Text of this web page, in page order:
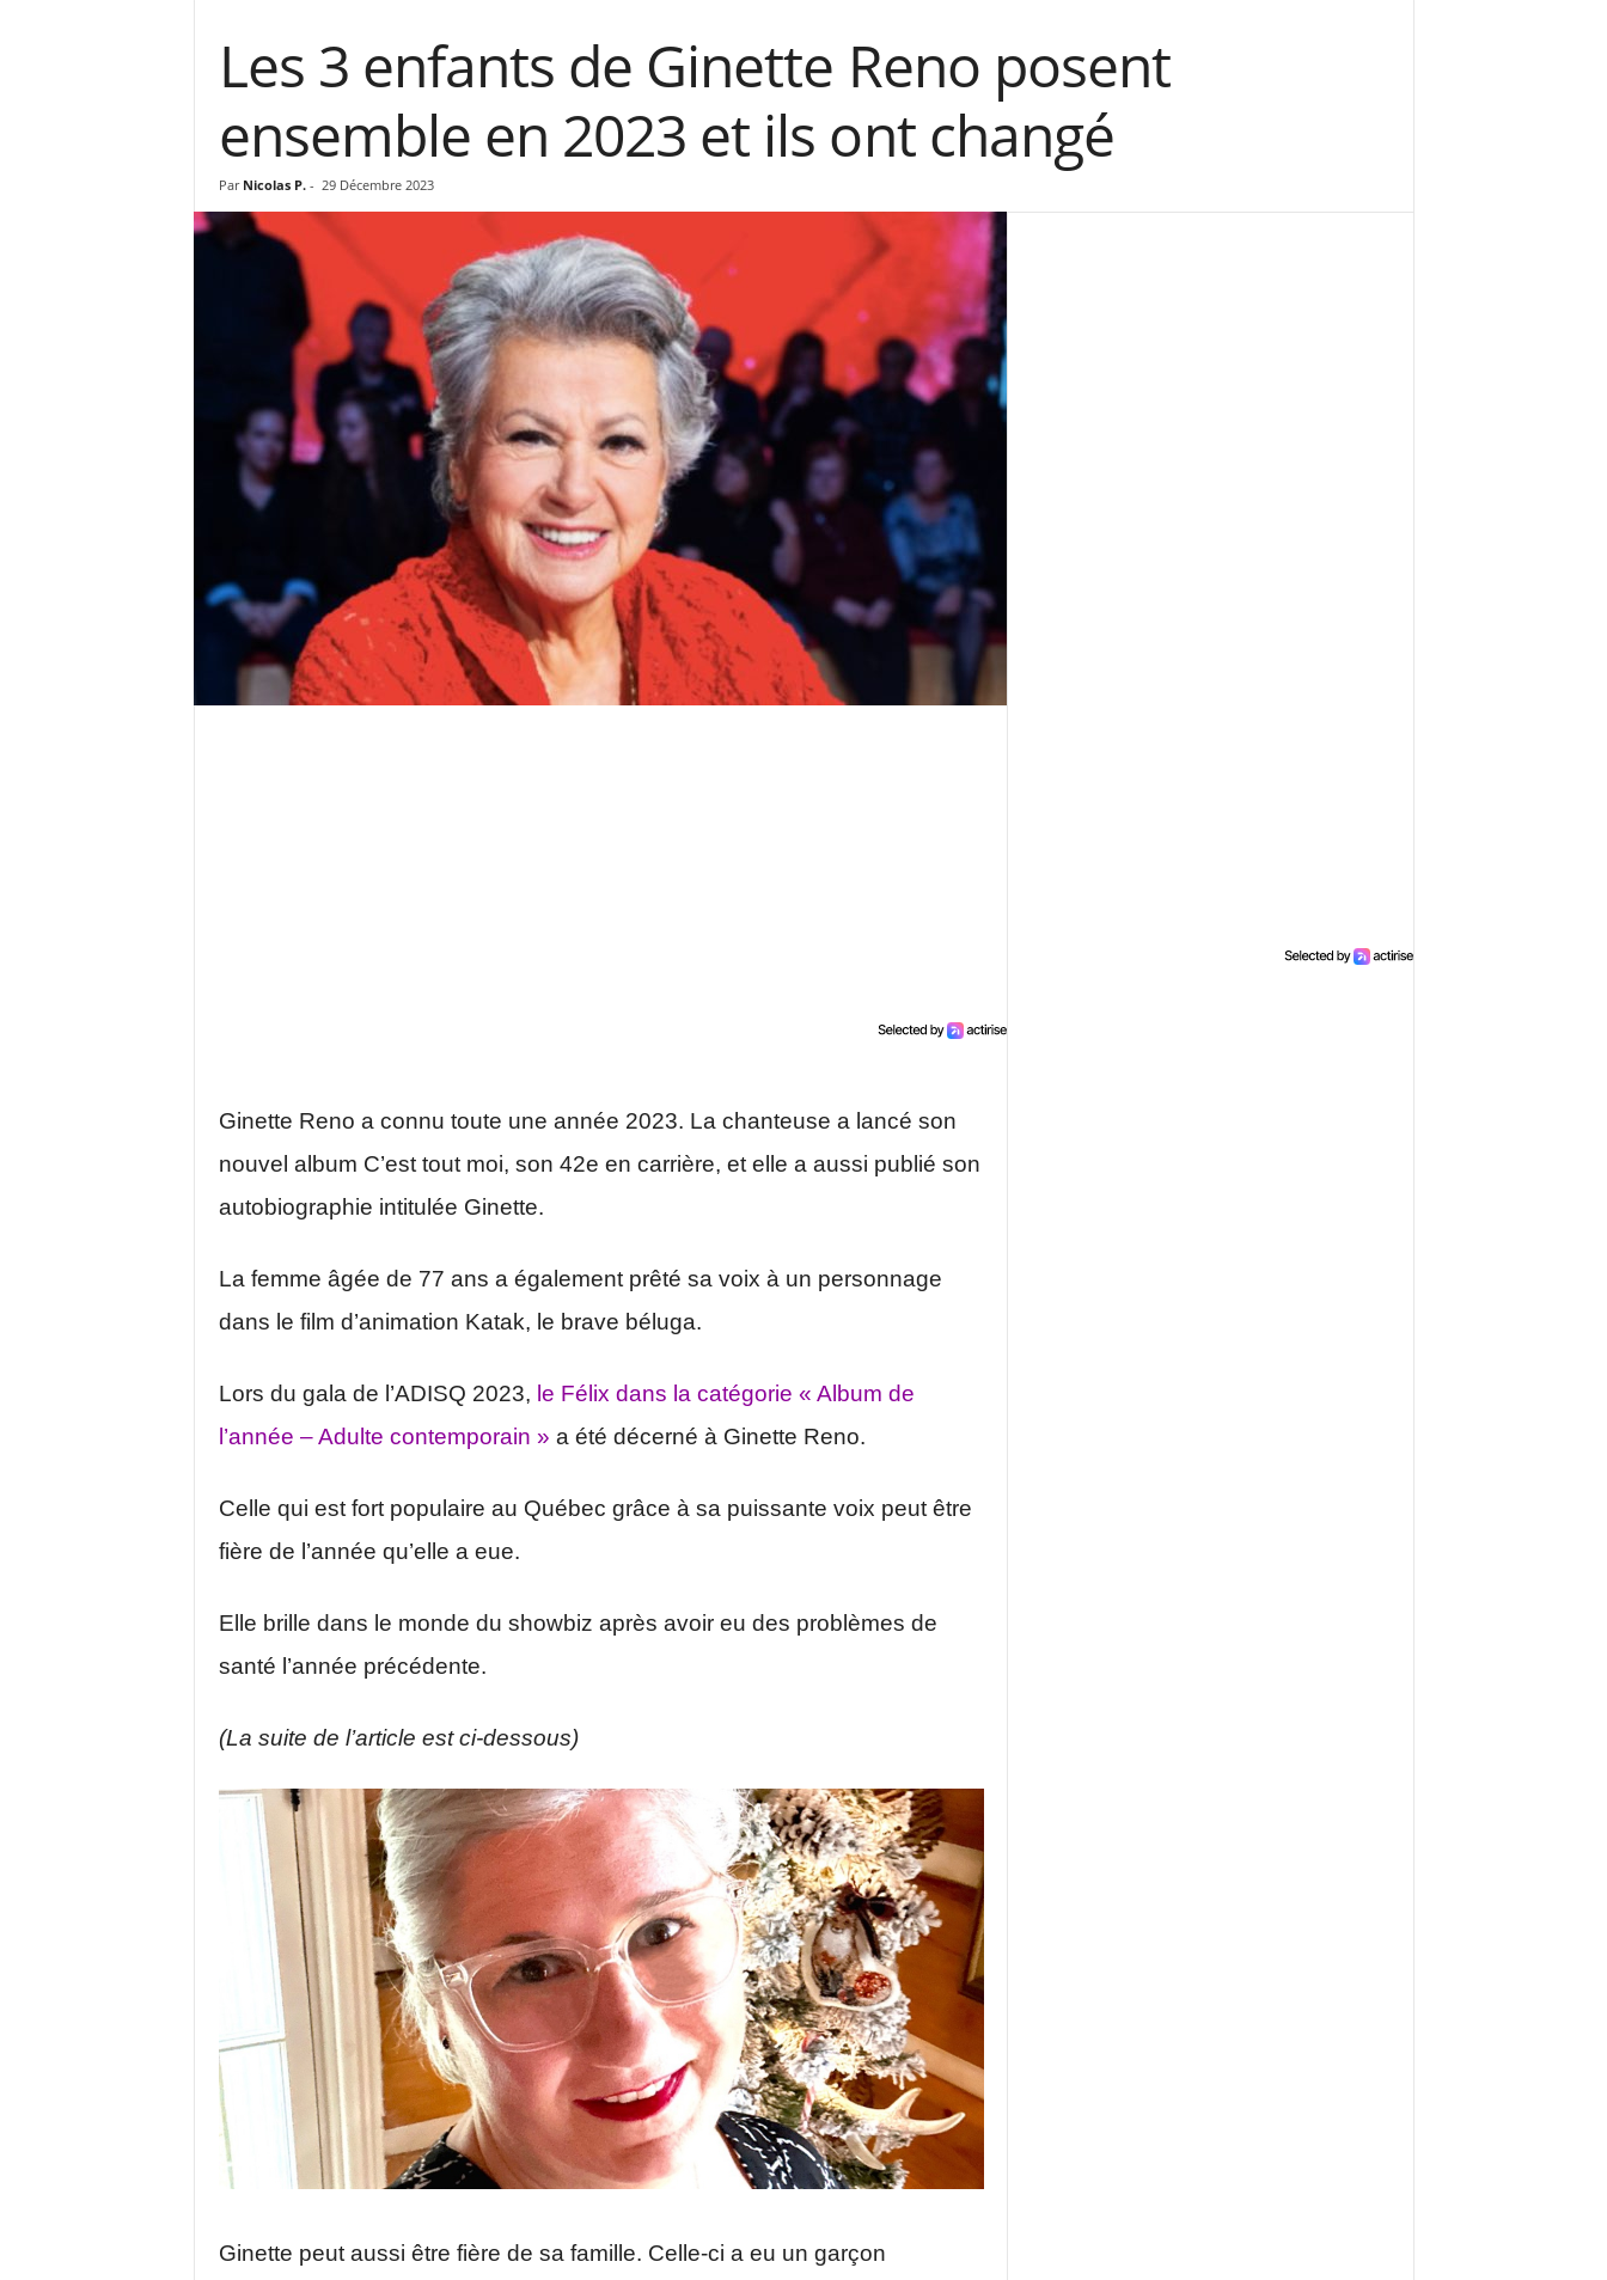
Les 3 enfants de Ginette Reno posent
ensemble en 2023 et ils ont changé
Par Nicolas P. - 29 Décembre 2023
Ginette Reno a connu toute une année 2023. La chanteuse a lancé son
nouvel album C’est tout moi, son 42e en carrière, et elle a aussi publié son
autobiographie intitulée Ginette.
La femme âgée de 77 ans a également prêté sa voix à un personnage
dans le film d’animation Katak, le brave béluga.
Lors du gala de l’ADISQ 2023, le Félix dans la catégorie « Album de
l’année – Adulte contemporain » a été décerné à Ginette Reno.
Celle qui est fort populaire au Québec grâce à sa puissante voix peut être
fière de l’année qu’elle a eue.
Elle brille dans le monde du showbiz après avoir eu des problèmes de
santé l’année précédente.
(La suite de l’article est ci-dessous)
Ginette peut aussi être fière de sa famille. Celle-ci a eu un garçon